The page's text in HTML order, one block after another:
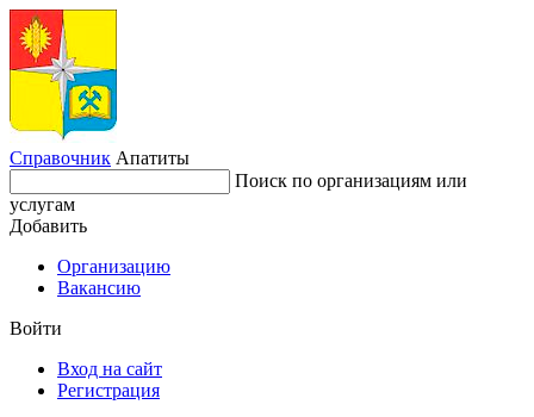
Справочник Апатиты
Поиск по организациям или
услугам
Добавить
Организацию
Вакансию
Войти
Вход на сайт
Регистрация